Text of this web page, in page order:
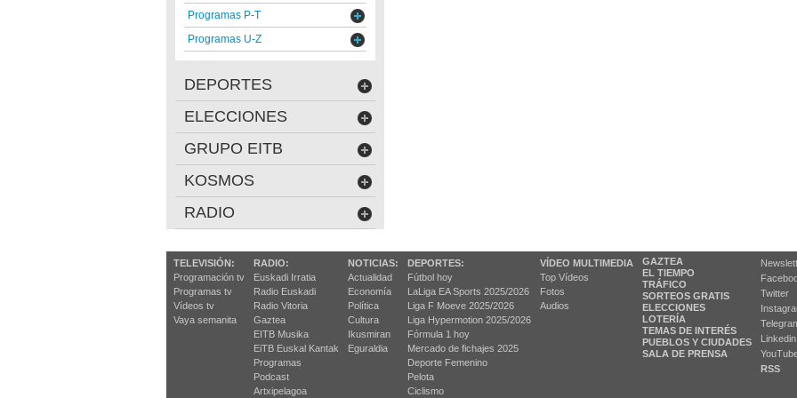
Programas P-T
Programas U-Z
DEPORTES
ELECCIONES
GRUPO EITB
KOSMOS
RADIO
TELEVISIÓN:
Programación tv
Programas tv
Vídeos tv
Vaya semanita
RADIO:
Euskadi Irratia
Radio Euskadi
Radio Vitoria
Gaztea
EITB Musika
EiTB Euskal Kantak
Programas
Podcast
Artxipelagoa
NOTICIAS:
Actualidad
Economía
Política
Cultura
Ikusmiran
Eguraldia
DEPORTES:
Fútbol hoy
LaLiga EA Sports 2025/2026
Liga F Moeve 2025/2026
Liga Hypermotion 2025/2026
Fórmula 1 hoy
Mercado de fichajes 2025
Deporte Femenino
Pelota
Ciclismo
VÍDEO MULTIMEDIA
Top Vídeos
Fotos
Audios
GAZTEA
EL TIEMPO
TRÁFICO
SORTEOS GRATIS
ELECCIONES
LOTERÍA
TEMAS DE INTERÉS
PUEBLOS Y CIUDADES
SALA DE PRENSA
Twitter
Linkedin
RSS